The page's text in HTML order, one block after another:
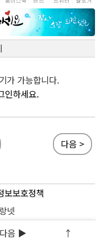
가 가능합니다.
인하세요.
다음 >
보보호정책
넷
다음 ▶ ↑